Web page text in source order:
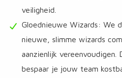
veiligheid.
Gloednieuwe Wizards: We
nieuwe, slimme wizards
aanzienlijk
bespaar je jouw team